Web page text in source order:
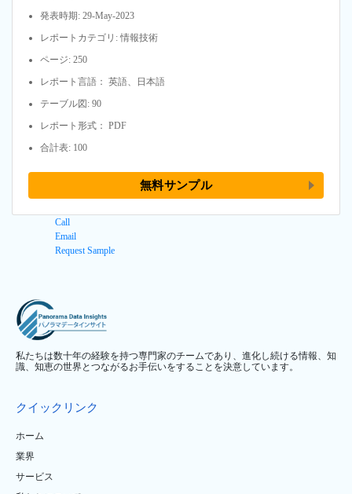
発表時期: 29-May-2023
レポートカテゴリ: 情報技術
ページ: 250
レポート言語： 英語、日本語
テーブル図: 90
レポート形式： PDF
合計表: 100
無料サンプル
Call
Email
Request Sample
私たちは数十年の経験を持つ専門家のチームであり、進化し続ける情報、知
識、知恵の世界とつながるお手伝いをすることを決意しています。
クイックリンク
ホーム
業界
サービス